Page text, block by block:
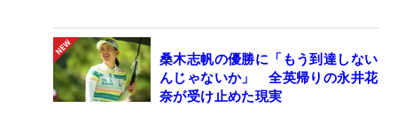
桑木志帆の優勝に「もう到達しない
んじゃないか」 全英帰りの永井花
奈が受け止めた現実